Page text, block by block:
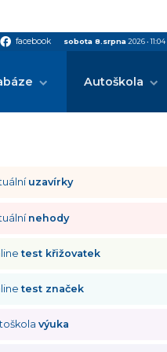
facebook facebook sobota 8.srpna 2026•11:04
Autoškola
uzavírky
nehody
test křižovatek
test značek
výuka